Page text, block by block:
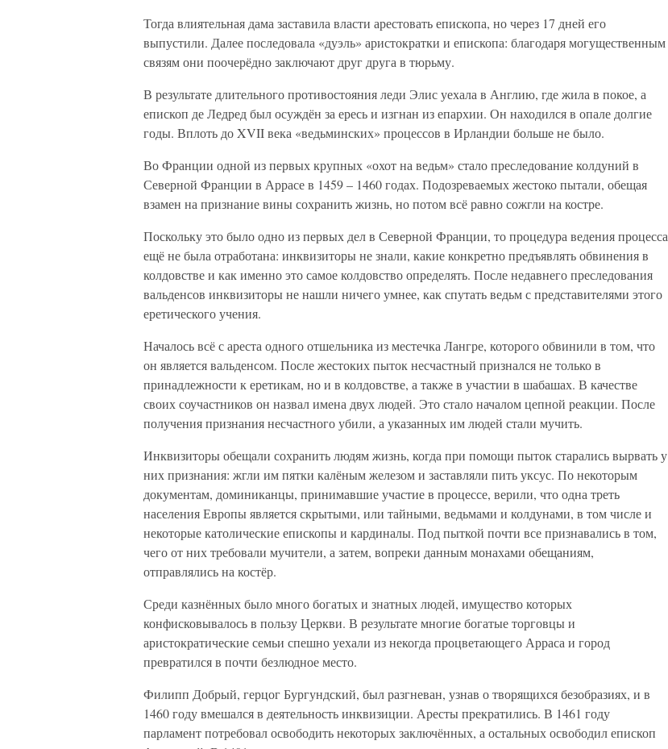
Тогда влиятельная дама заставила власти арестовать епископа, но через 17 дней его
выпустили. Далее последовала «дуэль» аристократки и епископа: благодаря могущественным
связям они поочерёдно заключают друг друга в тюрьму.
В результате длительного противостояния леди Элис уехала в Англию, где жила в покое, а
епископ де Ледред был осуждён за ересь и изгнан из епархии. Он находился в опале долгие
годы. Вплоть до XVII века «ведьминских» процессов в Ирландии больше не было.
Во Франции одной из первых крупных «охот на ведьм» стало преследование колдуний в
Северной Франции в Аррасе в 1459 – 1460 годах. Подозреваемых жестоко пытали, обещая
взамен на признание вины сохранить жизнь, но потом всё равно сожгли на костре.
Поскольку это было одно из первых дел в Северной Франции, то процедура ведения процесса
ещё не была отработана: инквизиторы не знали, какие конкретно предъявлять обвинения в
колдовстве и как именно это самое колдовство определять. После недавнего преследования
вальденсов инквизиторы не нашли ничего умнее, как спутать ведьм с представителями этого
еретического учения.
Началось всё с ареста одного отшельника из местечка Лангре, которого обвинили в том, что
он является вальденсом. После жестоких пыток несчастный признался не только в
принадлежности к еретикам, но и в колдовстве, а также в участии в шабашах. В качестве
своих соучастников он назвал имена двух людей. Это стало началом цепной реакции. После
получения признания несчастного убили, а указанных им людей стали мучить.
Инквизиторы обещали сохранить людям жизнь, когда при помощи пыток старались вырвать у
них признания: жгли им пятки калёным железом и заставляли пить уксус. По некоторым
документам, доминиканцы, принимавшие участие в процессе, верили, что одна треть
населения Европы является скрытыми, или тайными, ведьмами и колдунами, в том числе и
некоторые католические епископы и кардиналы. Под пыткой почти все признавались в том,
чего от них требовали мучители, а затем, вопреки данным монахами обещаниям,
отправлялись на костёр.
Среди казнённых было много богатых и знатных людей, имущество которых
конфисковывалось в пользу Церкви. В результате многие богатые торговцы и
аристократические семьи спешно уехали из некогда процветающего Арраса и город
превратился в почти безлюдное место.
Филипп Добрый, герцог Бургундский, был разгневан, узнав о творящихся безобразиях, и в
1460 году вмешался в деятельность инквизиции. Аресты прекратились. В 1461 году
парламент потребовал освободить некоторых заключённых, а остальных освободил епископ